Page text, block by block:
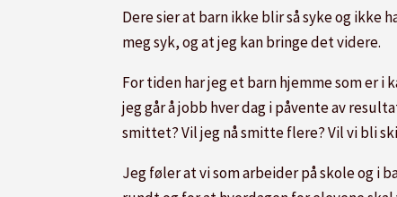
Dere sier at barn ikke blir så syke og
meg syk, og at jeg kan bringe det videre.
For tiden har jeg et barn hjemme som er i
jeg går å jobb hver dag i påvente av
smittet? Vil jeg nå smitte flere? Vil vi bli
Jeg føler at vi som arbeider på skole og i